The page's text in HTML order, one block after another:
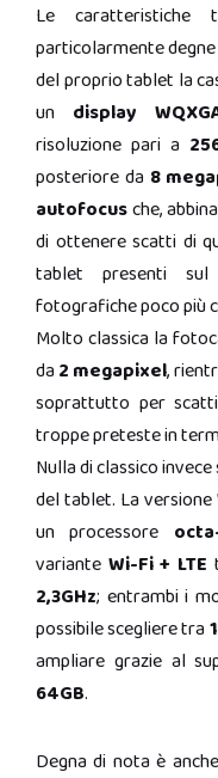
Le caratteristiche
particolarmente
del proprio tablet la
un display
risoluzione pari a
posteriore da 8
autofocusche,
di ottenere scatti di
tablet presenti
fotografiche poco più
Molto classica la
da 2 megapixel,
soprattutto per
troppe preteste in
Nulla di classico
del tablet. La versione
un processore
variante Wi-Fi + LTE
2,3GHz; entrambi i
possibile scegliere tra
ampliare grazie al
64GB.
Degna di nota è